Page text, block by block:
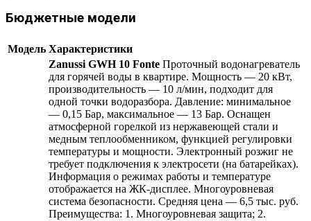
Бюджетные модели
Модель Характеристики
Zanussi GWH 10 Fonte Проточный водонагреватель
для горячей воды в квартире. Мощность — 20 кВт,
производительность — 10 л/мин, подходит для
одной точки водоразбора. Давление: минимальное
— 0,15 Бар, максимальное — 13 Бар. Оснащен
атмосферной горелкой из нержавеющей стали и
медным теплообменником, функцией регулировки
температуры и мощности. Электронный розжиг не
требует подключения к электросети (на батарейках).
Информация о режимах работы и температуре
отображается на ЖК-дисплее. Многоуровневая
система безопасности. Средняя цена — 6,5 тыс. руб.
Преимущества: 1. Многоуровневая защита; 2.